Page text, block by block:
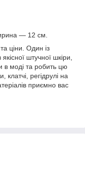
— 12 см.
ціни. Один із
штучної шкіри,
в моді та робить цю
регідрулі на
приємно вас